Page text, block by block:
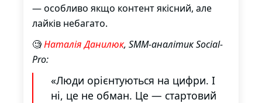
— особливо якщо контент якісний, але
лайків небагато.
🧐Наталія Данилюк, SMM-аналітик Social-
Pro:
«Люди орієнтуються на цифри. І
ні, це не обман. Це — стартовий